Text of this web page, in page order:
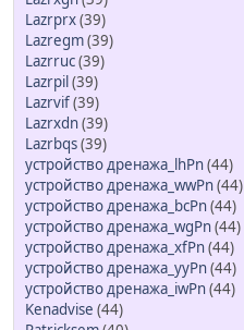
Lazrprx(39)
Lazregm(39)
Lazrruc(39)
Lazrpil(39)
Lazrvif(39)
Lazrxdn(39)
Lazrbqs(39)
устройство дренажа_lhPn(44)
устройство дренажа_wwPn(44)
устройство дренажа_bcPn(44)
устройство дренажа_wgPn(44)
устройство дренажа_xfPn(44)
устройство дренажа_yyPn(44)
устройство дренажа_iwPn(44)
Kenadvise (44)